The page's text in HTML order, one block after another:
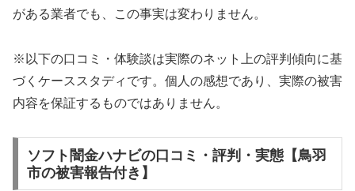
がある業者でも、この事実は変わりません。
※以下の口コミ・体験談は実際のネット上の評判傾向に基
づくケーススタディです。個人の感想であり、実際の被害
内容を保証するものではありません。
ソフト闇金ハナビの口コミ・評判・実態【鳥羽
市の被害報告付き】